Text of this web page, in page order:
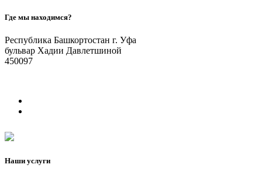
Где мы находимся?
Республика Башкортостан г. Уфа
бульвар Хадии Давлетшиной
450097
Наши услуги